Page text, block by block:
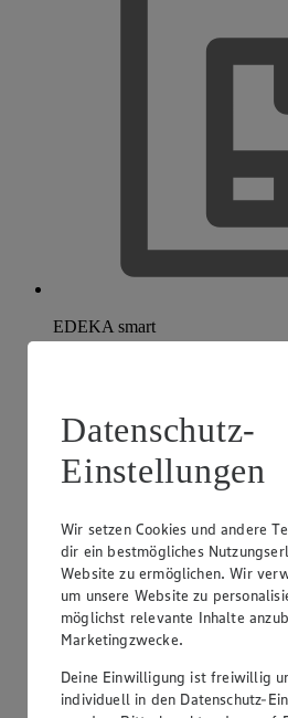
EDEKA smart
Datenschutz-
Einstellungen
Wir setzen Cookies und andere
dir ein bestmögliches
Website zu ermöglichen. Wir
um unsere Website zu
möglichst relevante Inhalte
Marketingzwecke.
Deine Einwilligung ist freiwillig
individuell in den Datenschutz-